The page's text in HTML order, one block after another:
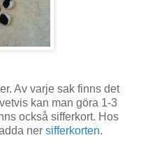
Av varje sak finns det
kan man göra 1-3
också sifferkort. Hos
ner sifferkorten.